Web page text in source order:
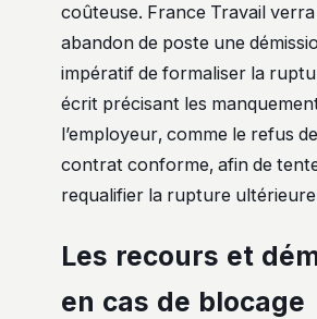
coûteuse. France Travail
abandon de poste une
impératif de formaliser la
écrit précisant les
l’employeur, comme le refus
contrat conforme, afin de
requalifier la rupture
Les recours et
en cas de blocage